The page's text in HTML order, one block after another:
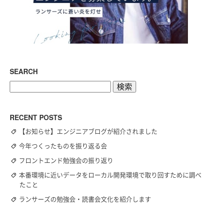
SEARCH
RECENT POSTS
【お知らせ】エンジニアブログが紹介されました
今年つくったものを振り返る会
フロントエンド勉強会の振り返り
本番環境に近いデータをローカル開発環境で取り回すために調べ
たこと
ランサーズの勉強会・読書会文化を紹介します